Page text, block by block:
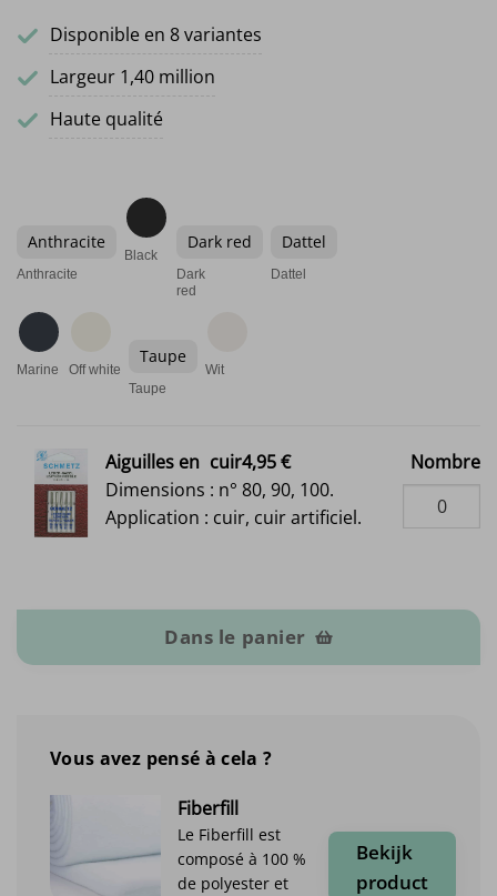
Disponible en 8 variantes
Largeur 1,40 million
Haute qualité
Anthracite
Anthracite
Black
Dark red
Dark
red
Dattel
Dattel
Marine Off white
Taupe
Taupe
Wit
Aiguilles en cuir4,95 €
Dimensions : n° 80, 90, 100.
Application : cuir, cuir artificiel.
Nombre
Dans le panier
Vous avez pensé à cela ?
Fiberfill
Le Fiberfill est
composé à 100 %
de polyester et
Bekijk
product